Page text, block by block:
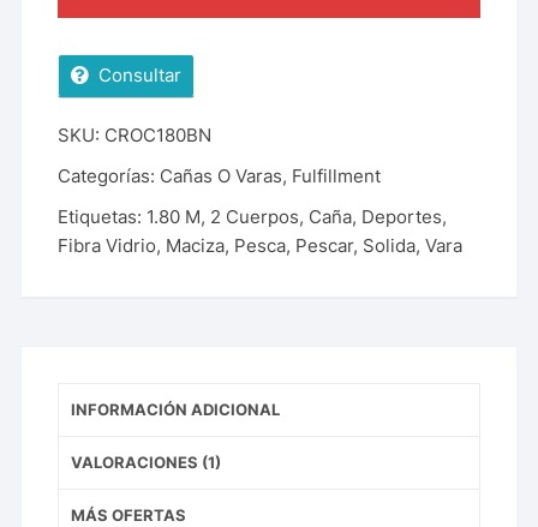
Consultar
SKU: CROC180BN
Categorías: Cañas O Varas, Fulfillment
Etiquetas: 1.80 M, 2 Cuerpos, Caña, Deportes,
Fibra Vidrio, Maciza, Pesca, Pescar, Solida,Vara
INFORMACIÓN ADICIONAL
VALORACIONES (1)
MÁS OFERTAS